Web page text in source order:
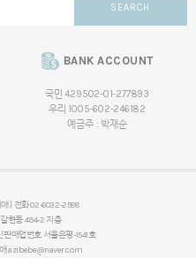
SEARCH
BANK ACCOUNT
국민 429502-01-277893
우리 1005-602-246182
예금주 : 박재순
| 전화 02-6032-2588
현동 494-2 지층
판매업번호 서울은평-1541호
azibebe@naver.com